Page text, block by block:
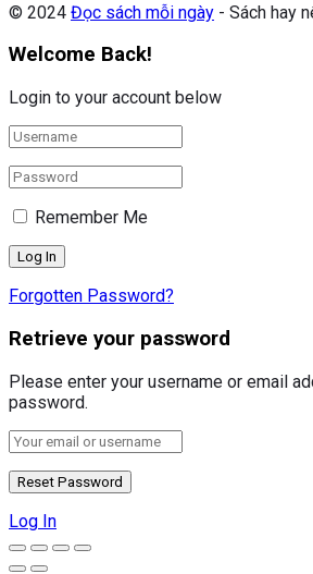
© 2024 Đọc sách mỗi ngày - Sách hay
Welcome Back!
Login to your account below
Remember Me
Forgotten Password?
Retrieve your password
Please enter your username or email
password.
Log In